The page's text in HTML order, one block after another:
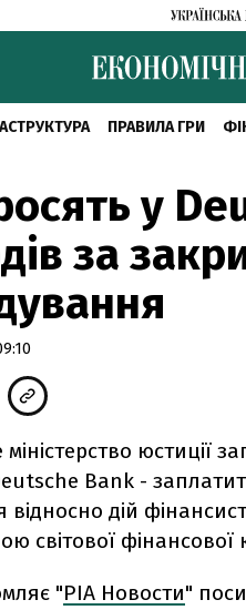
ПРАВИЛА ГРИ
у
за
юстиції
Bank -
відносно дій
світової
"РІА Новости"